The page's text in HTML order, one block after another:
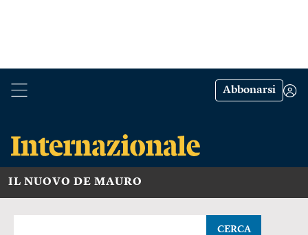
Abbonarsi
IL NUOVO DE MAURO
CERCA